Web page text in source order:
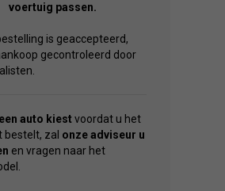
voertuig passen.
is geaccepteerd,
gecontroleerd door
auto kiest voordat u het
bestelt, zal onze adviseur u
en vragen naar het